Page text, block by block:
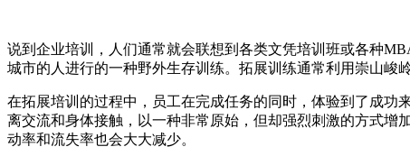
说到企业培训，人们通常就会联想到各类文凭培训班或各种
城市的人进行的一种野外生存训练。拓展训练通常利用崇山峻
在拓展培训的过程中，员工在完成任务的同时，体验到了成功
离交流和身体接触，以一种非常原始，但却强烈刺激的方式
动率和流失率也会大大减少。